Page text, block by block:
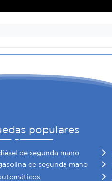
populares
de segunda mano
de segunda mano